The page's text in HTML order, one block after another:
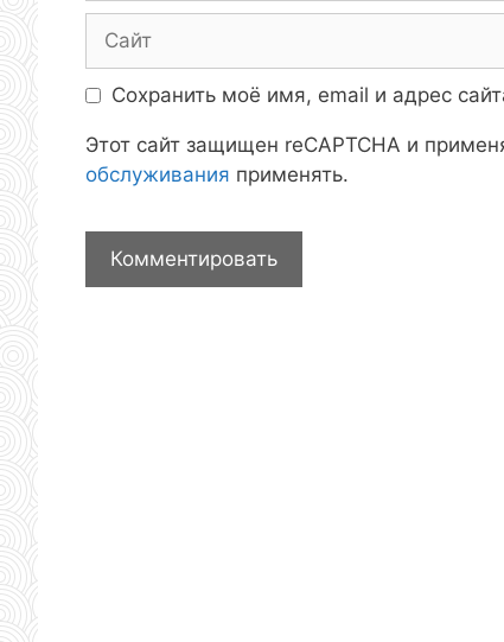
Сохранить моё имя, email и адрес
Этот сайт защищен reCAPTCHA и
обслуживания применять.